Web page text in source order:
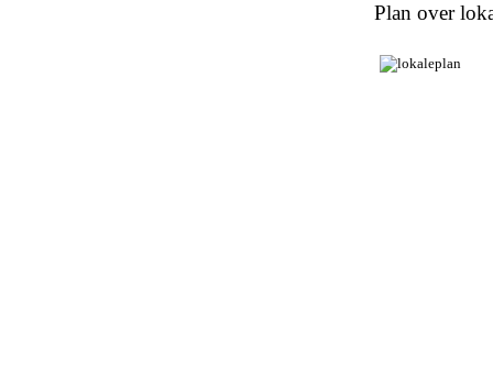
Plan over